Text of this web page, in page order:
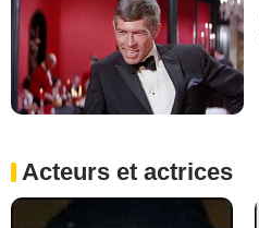
Acteurs et actrices